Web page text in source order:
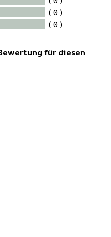
( 0 )
( 0 )
für diesen